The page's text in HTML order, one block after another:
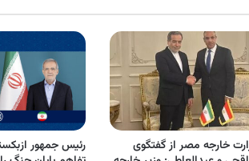
خارجه مصر از گفتگوی
رئیس جمهور